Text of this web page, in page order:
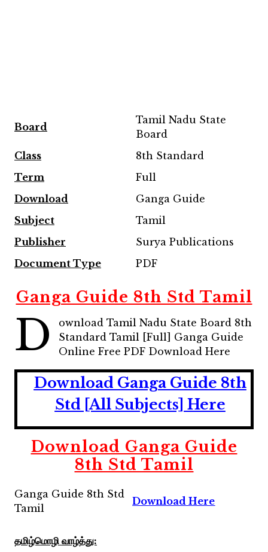
Board
Tamil Nadu State
Board
Class
8th Standard
Term
Full
Download
Ganga Guide
Subject
Tamil
Publisher
Surya Publications
Document Type
PDF
Ganga Guide 8th Std Tamil
D
ownload Tamil Nadu State Board 8th
Standard Tamil [Full] Ganga Guide
Online Free PDF Download Here
Download Ganga Guide 8th
Std [All Subjects] Here
Download Ganga Guide
8th Std Tamil
Ganga Guide 8th Std
Tamil
Download Here
தமிழ்மொழி வாழ்த்து: